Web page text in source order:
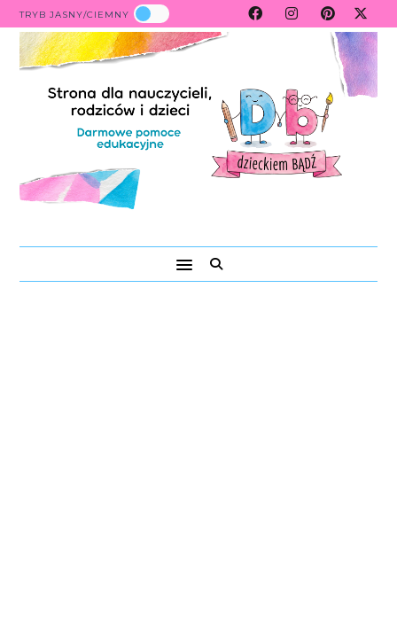
TRYB JASNY/CIEMNY